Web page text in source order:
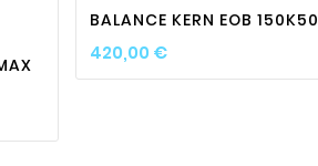
BALANCE KERN EOB 150K50
420,00 €Prix